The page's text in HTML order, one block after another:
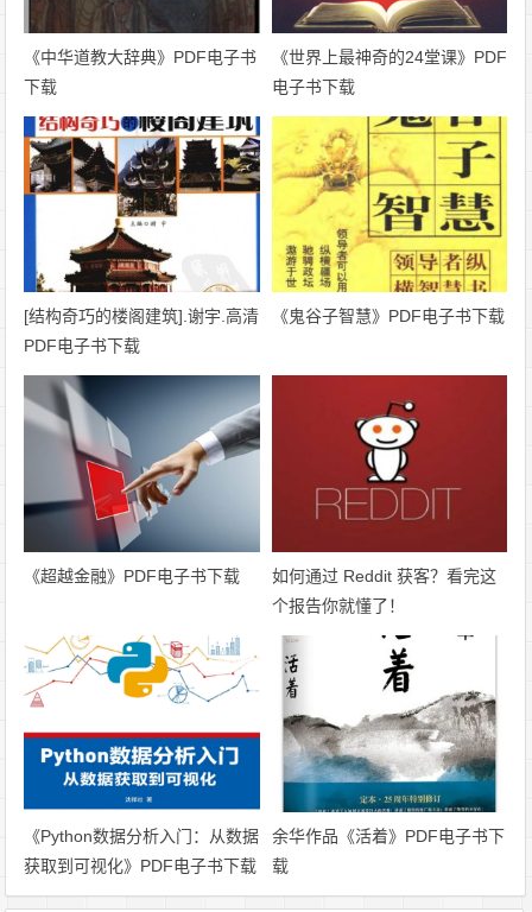
《中华道教大辞典》PDF电子书
下载
《世界上最神奇的24堂课》PDF
电子书下载
[结构奇巧的楼阁建筑].谢宇.高清
PDF电子书下载
《鬼谷子智慧》PDF电子书下载
《超越金融》PDF电子书下载
如何通过 Reddit 获客？看完这
个报告你就懂了！
《Python数据分析入门：从数据
获取到可视化》PDF电子书下载
余华作品《活着》PDF电子书下
载